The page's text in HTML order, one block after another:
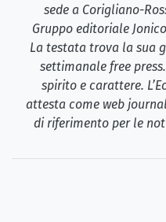
sede a Corigliano-
Gruppo editoriale
La testata trova la sua
settimanale free
spirito e carattere.
attesta come web
di riferimento per le